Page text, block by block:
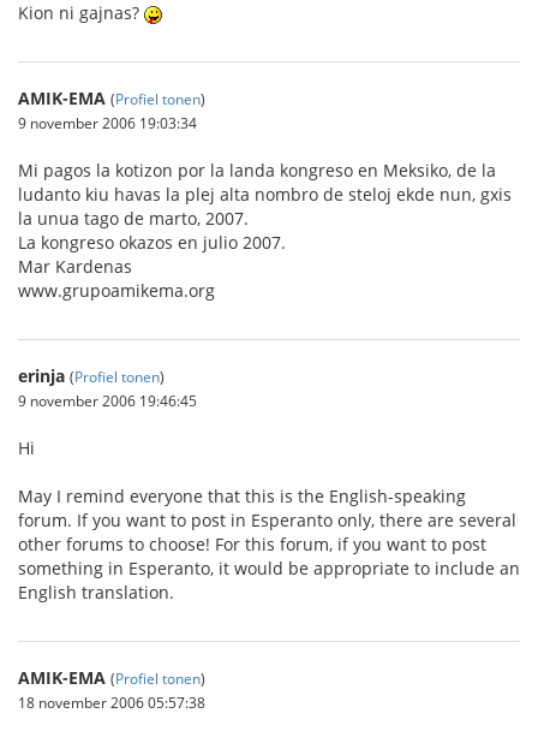
Kion ni gajnas?
AMIK-EMA (Profiel tonen)
9 november 2006 19:03:34
Mi pagos la kotizon por la landa kongreso en Meksiko, de la
ludanto kiu havas la plej alta nombro de steloj ekde nun, gxis
la unua tago de marto, 2007.
La kongreso okazos en julio 2007.
Mar Kardenas
www.grupoamikema.org
erinja (Profiel tonen)
9 november 2006 19:46:45
Hi
May I remind everyone that this is the English-speaking
forum. If you want to post in Esperanto only, there are several
other forums to choose! For this forum, if you want to post
something in Esperanto, it would be appropriate to include an
English translation.
AMIK-EMA (Profiel tonen)
18 november 2006 05:57:38